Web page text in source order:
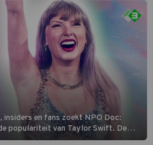
insiders en fans zoekt NPO Doc:
populariteit van Taylor Swift. De
de succesvolste sterren van onze tijd